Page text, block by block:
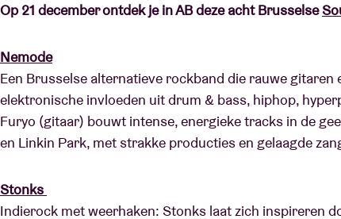
Op 21 december ontdek je in AB deze acht Brusselse
Nemode
Een Brusselse alternatieve rockband die rauwe
elektronische invloeden uit drum & bass, hiphop,
Furyo (gitaar) bouwt intense, energieke tracks in de
en Linkin Park, met strakke producties en gelaagde
Stonks
Indierock met weerhaken: Stonks laat zich inspireren